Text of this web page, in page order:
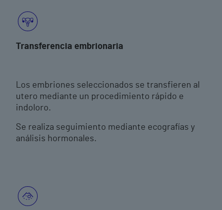
Transferencia embrionaria
Los embriones seleccionados se transfieren al
utero mediante un procedimiento rápido e
indoloro.
Se realiza seguimiento mediante ecografías y
análisis hormonales.